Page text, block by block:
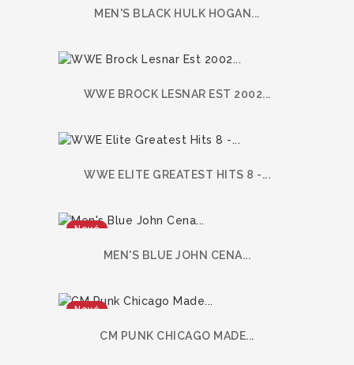
MEN'S BLACK HULK HOGAN...
WWE BROCK LESNAR EST 2002...
WWE ELITE GREATEST HITS 8 -...
Nové
MEN'S BLUE JOHN CENA...
Nové
CM PUNK CHICAGO MADE...